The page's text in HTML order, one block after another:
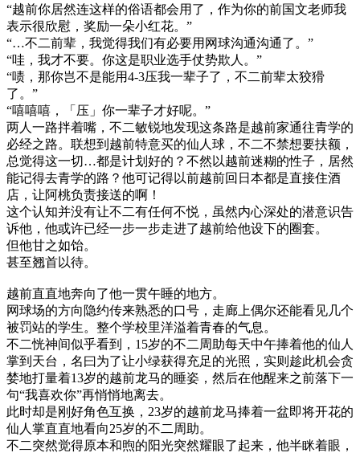
“越前你居然连这样的俗语都会用了，作为你的前国文老师我
表示很欣慰，奖励一朵小红花。”
“…不二前辈，我觉得我们有必要用网球沟通沟通了。”
“哇，我才不要。你这是职业选手仗势欺人。”
“啧，那你岂不是能用4-3压我一辈子了，不二前辈太狡猾
了。”
“嘻嘻嘻，「压」你一辈子才好呢。”
两人一路拌着嘴，不二敏锐地发现这条路是越前家通往青学的
必经之路。联想到越前特意买的仙人球，不二不禁想要扶额，
总觉得这一切…都是计划好的？不然以越前迷糊的性子，居然
能记得去青学的路？他可记得以前越前回日本都是直接住酒
店，让阿桃负责接送的啊！
这个认知并没有让不二有任何不悦，虽然内心深处的潜意识告
诉他，他或许已经一步一步走进了越前给他设下的圈套。
但他甘之如饴。
甚至翘首以待。
越前直直地奔向了他一贯午睡的地方。
网球场的方向隐约传来熟悉的口号，走廊上偶尔还能看见几个
被罚站的学生。整个学校里洋溢着青春的气息。
不二恍神间似乎看到，15岁的不二周助每天中午捧着他的仙人
掌到天台，名曰为了让小绿获得充足的光照，实则趁此机会贪
婪地打量着13岁的越前龙马的睡姿，然后在他醒来之前落下一
句“我喜欢你”再悄悄地离去。
此时却是刚好角色互换，23岁的越前龙马捧着一盆即将开花的
仙人掌直直地看向25岁的不二周助。
不二突然觉得原本和煦的阳光突然耀眼了起来，他半眯着眼，